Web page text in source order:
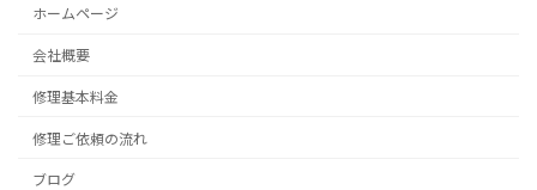
ホームページ
会社概要
修理基本料金
修理ご依頼の流れ
ブログ